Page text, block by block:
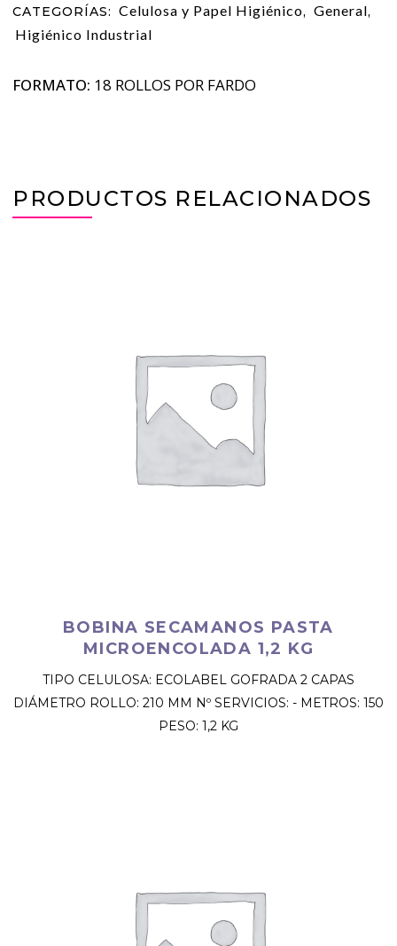
CATEGORÍAS: Celulosa y Papel Higiénico, General,
Higiénico Industrial
FORMATO: 18 ROLLOS POR FARDO
PRODUCTOS RELACIONADOS
BOBINA SECAMANOS PASTA
MICROENCOLADA 1,2 KG
TIPO CELULOSA: ECOLABEL GOFRADA 2 CAPAS
DIÁMETRO ROLLO: 210 MM Nº SERVICIOS: - METROS: 150
PESO: 1,2 KG